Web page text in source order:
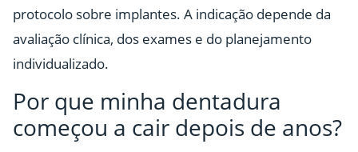
protocolo sobre implantes. A indicação depende da
avaliação clínica, dos exames e do planejamento
individualizado.
Por que minha dentadura
começou a cair depois de anos?